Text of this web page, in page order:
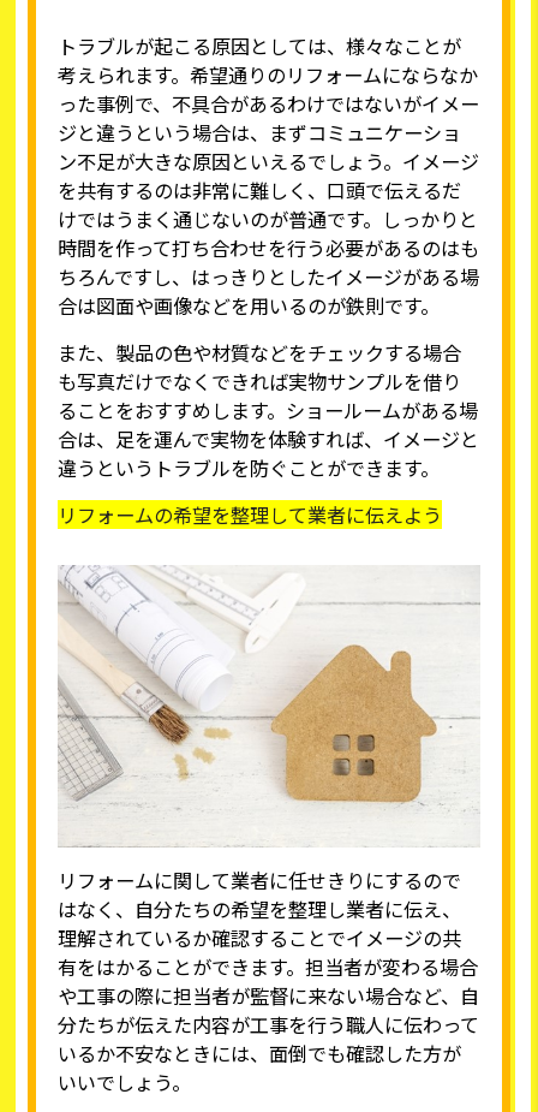
トラブルが起こる原因としては、様々なことが
考えられます。希望通りのリフォームにならなか
った事例で、不具合があるわけではないがイメー
ジと違うという場合は、まずコミュニケーショ
ン不足が大きな原因といえるでしょう。イメージ
を共有するのは非常に難しく、口頭で伝えるだ
けではうまく通じないのが普通です。しっかりと
時間を作って打ち合わせを行う必要があるのはも
ちろんですし、はっきりとしたイメージがある場
合は図面や画像などを用いるのが鉄則です。
また、製品の色や材質などをチェックする場合
も写真だけでなくできれば実物サンプルを借り
ることをおすすめします。ショールームがある場
合は、足を運んで実物を体験すれば、イメージと
違うというトラブルを防ぐことができます。
リフォームの希望を整理して業者に伝えよう
リフォームに関して業者に任せきりにするので
はなく、自分たちの希望を整理し業者に伝え、
理解されているか確認することでイメージの共
有をはかることができます。担当者が変わる場合
や工事の際に担当者が監督に来ない場合など、自
分たちが伝えた内容が工事を行う職人に伝わって
いるか不安なときには、面倒でも確認した方が
いいでしょう。